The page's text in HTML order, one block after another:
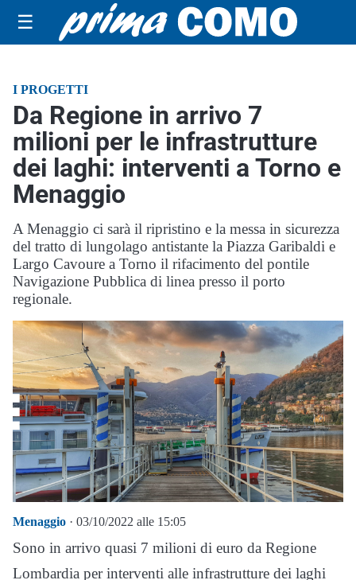
☰
I PROGETTI
Da Regione in arrivo 7
milioni per le infrastrutture
dei laghi: interventi a Torno e
Menaggio
A Menaggio ci sarà il ripristino e la messa in sicurezza
del tratto di lungolago antistante la Piazza Garibaldi e
Largo Cavoure a Torno il rifacimento del pontile
Navigazione Pubblica di linea presso il porto
regionale.
Menaggio · 03/10/2022 alle 15:05
Sono in arrivo quasi 7 milioni di euro da Regione
Lombardia per interventi alle infrastrutture dei laghi